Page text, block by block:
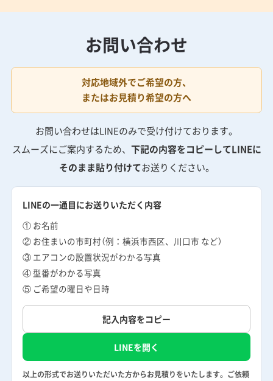
お問い合わせ
対応地域外でご希望の方、
またはお見積り希望の方へ
お問い合わせはLINEのみで受け付けております。
スムーズにご案内するため、 下記の内容をコピーしてLINEに
そのまま貼り付けてお送りください。
LINEの一通目にお送りいただく内容
① お名前
② お住まいの市町村（例：横浜市西区、川口市 など）
③ エアコンの設置状況がわかる写真
④ 型番がわかる写真
⑤ ご希望の曜日や日時
記入内容をコピー
LINEを開く
以上の形式でお送りいただいた方からお見積りをいたします。ご依頼